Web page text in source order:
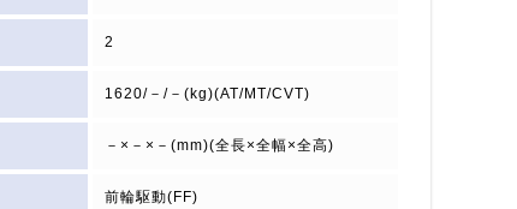
2
1620/－/－(kg)(AT/MT/CVT)
－×－×－(mm)(全長×全幅×全高)
前輪駆動(FF)